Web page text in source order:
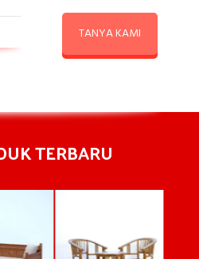
TANYA KAMI
TERBARU